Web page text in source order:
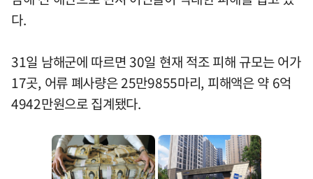
다.
31일 남해군에 따르면 30일 현재 적조 피해 규모는 어가
17곳, 어류 폐사량은 25만9855마리, 피해액은 약 6억
4942만원으로 집계됐다.